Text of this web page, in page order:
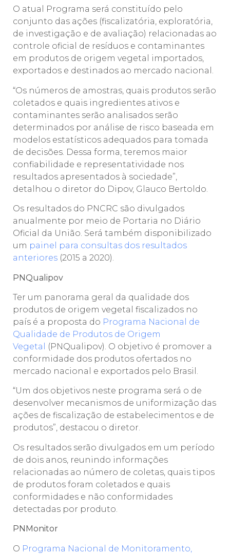
O atual Programa será constituído pelo
conjunto das ações (fiscalizatória, exploratória,
de investigação e de avaliação) relacionadas ao
controle oficial de resíduos e contaminantes
em produtos de origem vegetal importados,
exportados e destinados ao mercado nacional.
“Os números de amostras, quais produtos serão
coletados e quais ingredientes ativos e
contaminantes serão analisados serão
determinados por análise de risco baseada em
modelos estatísticos adequados para tomada
de decisões. Dessa forma, teremos maior
confiabilidade e representatividade nos
resultados apresentados à sociedade”,
detalhou o diretor do Dipov, Glauco Bertoldo.
Os resultados do PNCRC são divulgados
anualmente por meio de Portaria no Diário
Oficial da União. Será também disponibilizado
um painel para consultas dos resultados
anteriores (2015 a 2020).
PNQualipov
Ter um panorama geral da qualidade dos
produtos de origem vegetal fiscalizados no
país é a proposta do Programa Nacional de
Qualidade de Produtos de Origem
Vegetal
(PNQualipov). O objetivo é promover a
conformidade dos produtos ofertados no
mercado nacional e exportados pelo Brasil.
“Um dos objetivos neste programa será o de
desenvolver mecanismos de uniformização das
ações de fiscalização de estabelecimentos e de
produtos”, destacou o diretor.
Os resultados serão divulgados em um período
de dois anos, reunindo informações
relacionadas ao número de coletas, quais tipos
de produtos foram coletados e quais
conformidades e não conformidades
detectadas por produto.
PNMonitor
O Programa Nacional de Monitoramento,